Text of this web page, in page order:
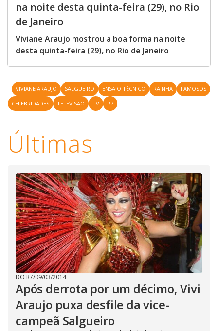
na noite desta quinta-feira (29), no Rio
de Janeiro
Viviane Araujo mostrou a boa forma na noite
desta quinta-feira (29), no Rio de Janeiro
VIVIANE ARAUJO SALGUEIRO ENSAIO TÉCNICO RAINHA
FAMOSOS
CELEBRIDADES
TELEVISÃO TV R7
Últimas
DO R7/09/03/2014
Após derrota por um décimo, Vivi
Araujo puxa desfile da vice-
campeã Salgueiro